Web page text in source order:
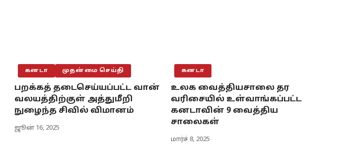
கனடா முதன்மை செய்தி
பறக்கத் தடைசெய்யப்பட்ட வான்
வலயத்திற்குள் அத்துமீறி
நுழைந்த சிவில் விமானம்
ஜூன் 16, 2025
கனடா
உலக வைத்தியசாலை தர
வரிசையில் உள்வாங்கப்பட்ட
கனடாவின் 9 வைத்திய
சாலைகள்
மார்ச் 8, 2025